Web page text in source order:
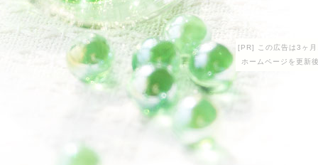
[PR] この広告は3ヶ
ホームページを更新